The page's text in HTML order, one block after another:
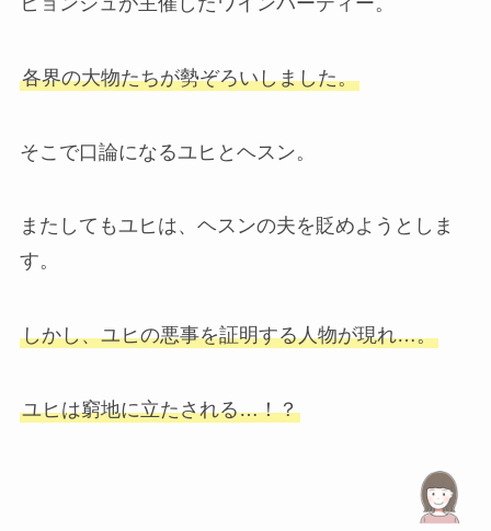
各界の大物たちが勢ぞろいしました。
そこで口論になるユヒとヘスン。
またしてもユヒは、ヘスンの夫を貶めようとしま
す。
しかし、ユヒの悪事を証明する人物が現れ…。
ユヒは窮地に立たされる…！？